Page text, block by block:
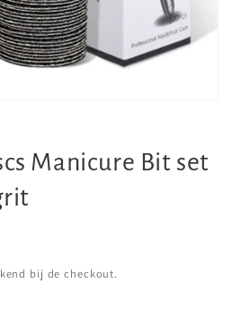
Manicure Bit set
bij de checkout.